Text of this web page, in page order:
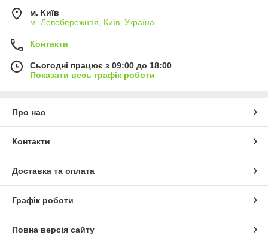
м. Київ
м. Левобережная, Київ, Україна
Контакти
Сьогодні працює з 09:00 до 18:00
Показати весь графік роботи
Про нас
Контакти
Доставка та оплата
Графік роботи
Повна версія сайту